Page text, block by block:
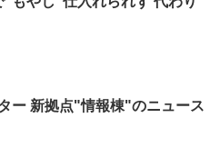
ー 新拠点"情報棟"のニュース